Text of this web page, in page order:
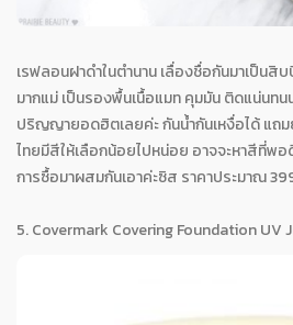
เรฟลอนฝาดำในตำนาน เลื่องชื่อกันมาเป็นสิ
มากแม่ เป็นรองพื้นเนื้อแมท คุมมัน ติดแน่นทน
ปริญญายอดฮิตเลยค่ะ กันน้ำกันเหงื่อได้ แถม
ไทยมีสีให้เลือกน้อยไปหน่อย อาจจะหาสีที่พ
การซื้อมาผสมกันเอาค่ะซิส ราคาประมาณ
5. Covermark Covering Foundation UV